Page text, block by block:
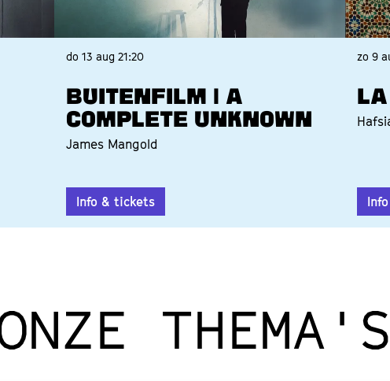
BUITENFILM | A
COMPLETE UNKNOWN
James Mangold
do 13 aug21:20
Info & tickets
LA
zo 9
THEMA'S